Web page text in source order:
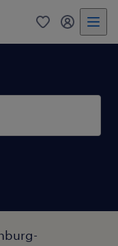
0 Mein